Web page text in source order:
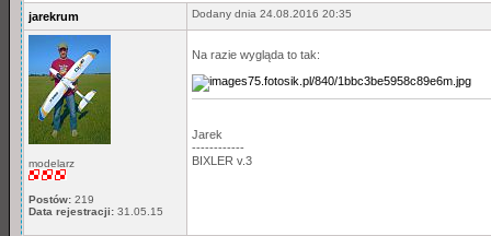
jarekrum Dodany dnia 24.08.2016 20:35
modelarz
Postów: 219
Data rejestracji: 31.05.15
Na razie wygląda to tak:
Jarek
------------
BIXLER v.3